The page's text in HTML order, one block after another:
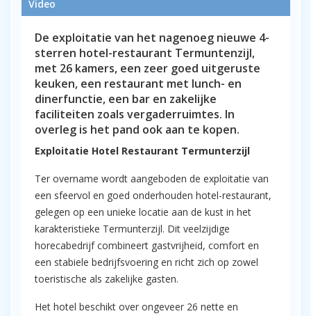
Video
De exploitatie van het nagenoeg nieuwe 4-
sterren hotel-restaurant Termuntenzijl,
met 26 kamers, een zeer goed uitgeruste
keuken, een restaurant met lunch- en
dinerfunctie, een bar en zakelijke
faciliteiten zoals vergaderruimtes. In
overleg is het pand ook aan te kopen.
Exploitatie Hotel Restaurant Termunterzijl
Ter overname wordt aangeboden de exploitatie van
een sfeervol en goed onderhouden hotel-restaurant,
gelegen op een unieke locatie aan de kust in het
karakteristieke Termunterzijl. Dit veelzijdige
horecabedrijf combineert gastvrijheid, comfort en
een stabiele bedrijfsvoering en richt zich op zowel
toeristische als zakelijke gasten.
Het hotel beschikt over ongeveer 26 nette en